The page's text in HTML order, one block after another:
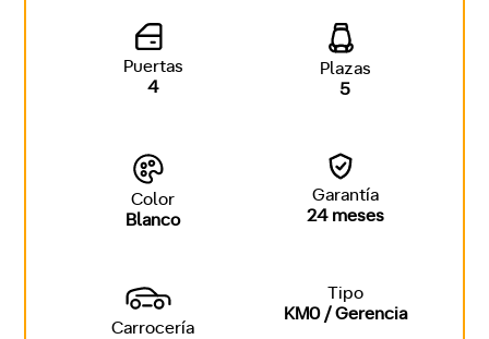
Puertas
4
Plazas
5
Color
Blanco
Garantía
24 meses
Carrocería
Tipo
KM0 / Gerencia